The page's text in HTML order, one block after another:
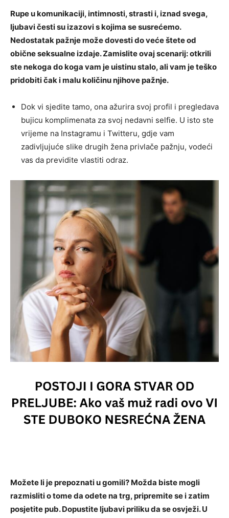
Rupe u komunikaciji, intimnosti, strasti i, iznad svega,
ljubavi česti su izazovi s kojima se susrećemo.
Nedostatak pažnje može dovesti do veće štete od
obične seksualne izdaje. Zamislite ovaj scenarij: otkrili
ste nekoga do koga vam je uistinu stalo, ali vam je teško
pridobiti čak i malu količinu njihove pažnje.
Dok vi sjedite tamo, ona ažurira svoj profil i pregledava
bujicu komplimenata za svoj nedavni selfie. U isto ste
vrijeme na Instagramu i Twitteru, gdje vam
zadivljujuće slike drugih žena privlače pažnju, vodeći
vas da previdite vlastiti odraz.
Možete li je prepoznati u gomili? Možda biste mogli
razmisliti o tome da odete na trg, pripremite se i zatim
posjetite pub. Dopustite ljubavi priliku da se osvježi. U